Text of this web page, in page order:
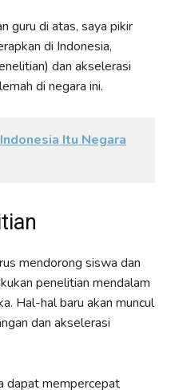
guru di atas, saya pikir
di Indonesia,
dan akselerasi
di negara ini.
Itu Negara
mendorong siswa dan
penelitian mendalam
Hal-hal baru akan muncul
dan akselerasi
dapat mempercepat